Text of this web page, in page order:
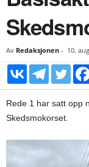
Av Redaksjonen - 10.
Rede 1 har satt opp
Skedsmokorset.